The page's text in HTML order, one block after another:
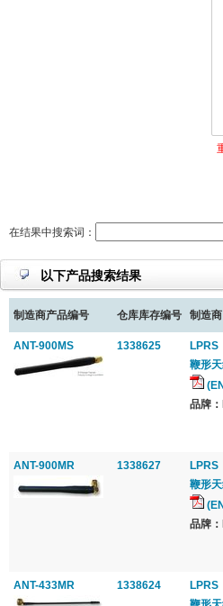
在结果中搜索词：
以下产品搜索结果
制造商产品编号 仓库库存编号 制造
ANT-900MS 1338625
LPRS
鞭形
品牌
ANT-900MR 1338627
LPRS
鞭形
品牌
ANT-433MR 1338624
LPRS